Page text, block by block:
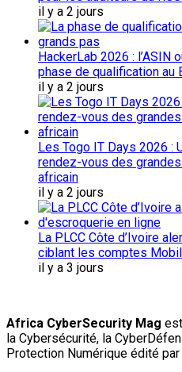
il y a 2 jours
HackerLab 2026 : l’ASIN
phase de qualification au
il y a 2 jours
Les Togo IT Days 2026 :
rendez-vous des
africain
il y a 2 jours
La PLCC Côte d’Ivoire
ciblant les comptes
il y a 3 jours
Africa CyberSecurity Mag
la Cybersécurité, la
Protection Numérique édité